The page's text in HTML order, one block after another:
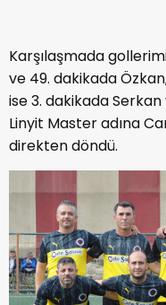
Karşılaşmada
ve 49. dakikada
ise 3. dakikada
Linyit Master adına
direkten döndü.